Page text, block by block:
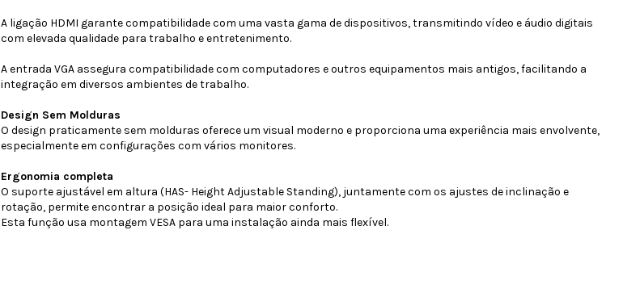
A ligação HDMI garante compatibilidade com uma vasta gama de dispositivos, transmitindo vídeo e áudio digitais
com elevada qualidade para trabalho e entretenimento.
A entrada VGA assegura compatibilidade com computadores e outros equipamentos mais antigos, facilitando a
integração em diversos ambientes de trabalho.
Design Sem Molduras
O design praticamente sem molduras oferece um visual moderno e proporciona uma experiência mais envolvente,
especialmente em configurações com vários monitores.
Ergonomia completa
O suporte ajustável em altura (HAS- Height Adjustable Standing), juntamente com os ajustes de inclinação e
rotação, permite encontrar a posição ideal para maior conforto.
Esta função usa montagem VESA para uma instalação ainda mais flexível.